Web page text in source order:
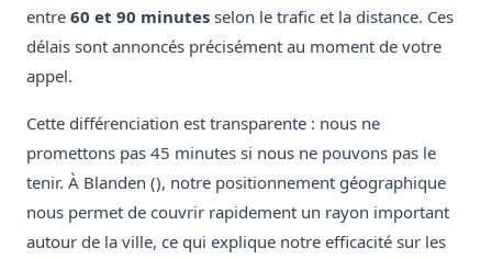
entre 60 et 90 minutes selon le trafic et la distance. Ces
délais sont annoncés précisément au moment de votre
appel.
Cette différenciation est transparente : nous ne
promettons pas 45 minutes si nous ne pouvons pas le
tenir. À Blanden (), notre positionnement géographique
nous permet de couvrir rapidement un rayon important
autour de la ville, ce qui explique notre efficacité sur les